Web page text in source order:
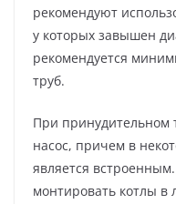
рекомендуют
у которых завышен
рекомендуется
труб.
При принудительном
насос, причем в
является
монтировать котлы в